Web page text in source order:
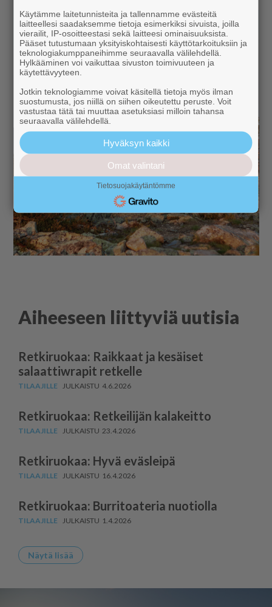
Aiheeseen liittyviä uutisia
Retkiruokaa: Raikkaat ja kesäiset
salaattiwrapit retkelle
4.6.2026
Retkiruokaa: Retkeilijän kalakeitto
23.4.2026
Retkiruokaa: Hyvä eväsleipä
16.4.2026
Retkiruokaa: Burritoateria nuotiolla
1.4.2026
Näytä lisää
Käytämme laitetunnisteita ja tallennamme evästeitä
laitteellesi saadaksemme tietoja esimerkiksi sivuista, joilla
vierailit, IP-osoitteestasi sekä laitteesi ominaisuuksista.
Pääset tutustumaan yksityiskohtaisesti käyttötarkoituksiin ja
teknologiakumppaneihimme seuraavalla välilehdellä.
Hylkääminen voi vaikuttaa sivuston toimivuuteen ja
käytettävyyteen.
Jotkin teknologiamme voivat käsitellä tietoja myös ilman
suostumusta, jos niillä on siihen oikeutettu peruste. Voit
vastustaa tätä tai muuttaa asetuksiasi milloin tahansa
seuraavalla välilehdellä.
Hyväksyn kaikki
Omat valintani
Tietosuojakäytäntömme